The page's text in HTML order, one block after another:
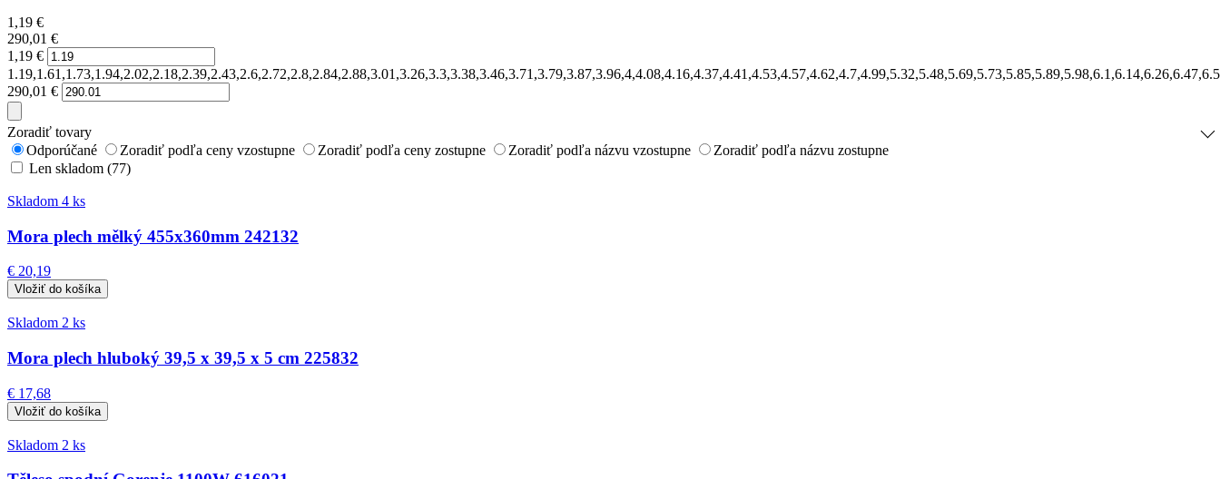
1,19 €
290,01 €
1,19 €
290,01 €
Zoradiť tovary
Odporúčané
Zoradiť podľa ceny vzostupne Zoradiť podľa ceny zostupne Zoradiť podľa názvu vzostupne
Zoradiť podľa názvu zostupne
Len skladom (77)
Skladom 4 ks
Mora plech mělký 455x360mm 242132
€ 20,19
Skladom 2 ks
Mora plech hluboký 39,5 x 39,5 x 5 cm 225832
€ 17,68
Skladom 2 ks